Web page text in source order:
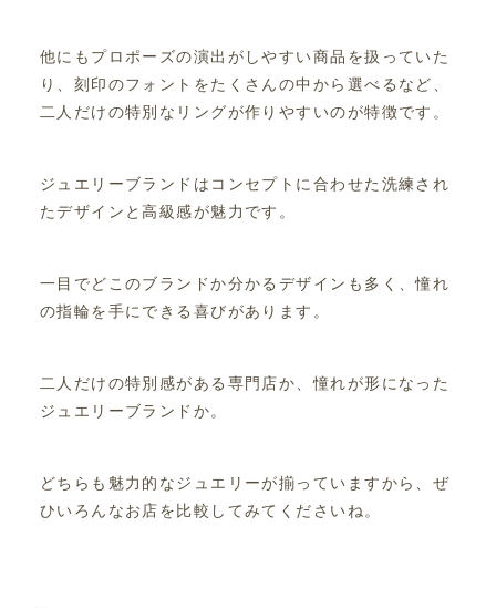
他にもプロポーズの演出がしやすい商品を扱っていた
り、刻印のフォントをたくさんの中から選べるなど、
二人だけの特別なリングが作りやすいのが特徴です。
ジュエリーブランドはコンセプトに合わせた洗練され
たデザインと高級感が魅力です。
一目でどこのブランドか分かるデザインも多く、憧れ
の指輪を手にできる喜びがあります。
二人だけの特別感がある専門店か、憧れが形になった
ジュエリーブランドか。
どちらも魅力的なジュエリーが揃っていますから、ぜ
ひいろんなお店を比較してみてくださいね。